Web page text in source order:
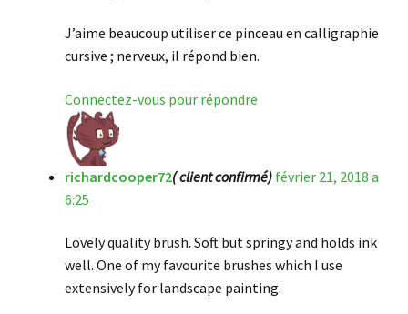
J’aime beaucoup utiliser ce pinceau en calligraphie
cursive ; nerveux, il répond bien.
Connectez-vous pour répondre
richardcooper72( client confirmé) février 21, 2018 a
6:25
Lovely quality brush. Soft but springy and holds ink
well. One of my favourite brushes which I use
extensively for landscape painting.